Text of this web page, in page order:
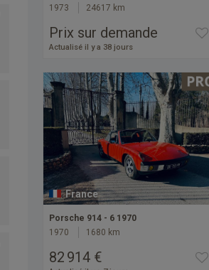
1973
24617 km
Prix sur demande
Actualisé il y a 38 jours
France
Porsche 914 - 6 1970
1970
1680 km
82 914 €